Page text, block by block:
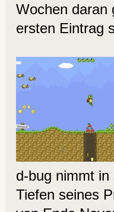
Wochen daran
ersten Eintrag
d-bug nimmt
Tiefen seines